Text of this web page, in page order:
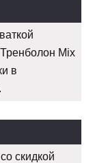
Mix
в
скидкой